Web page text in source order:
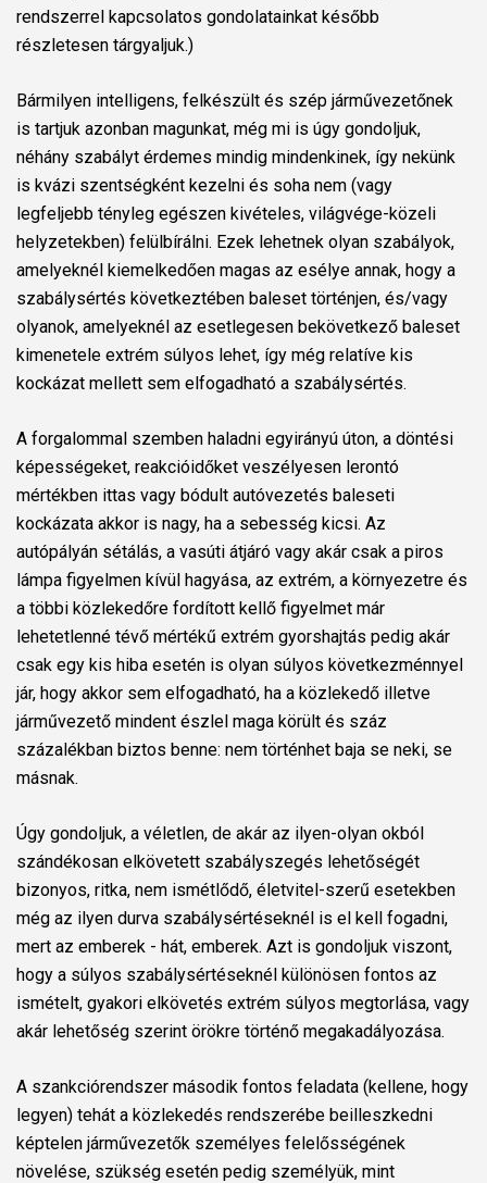
rendszerrel kapcsolatos gondolatainkat később
részletesen tárgyaljuk.)
Bármilyen intelligens, felkészült és szép járművezetőnek
is tartjuk azonban magunkat, még mi is úgy gondoljuk,
néhány szabályt érdemes mindig mindenkinek, így nekünk
is kvázi szentségként kezelni és soha nem (vagy
legfeljebb tényleg egészen kivételes, világvége-közeli
helyzetekben) felülbírálni. Ezek lehetnek olyan szabályok,
amelyeknél kiemelkedően magas az esélye annak, hogy a
szabálysértés következtében baleset történjen, és/vagy
olyanok, amelyeknél az esetlegesen bekövetkező baleset
kimenetele extrém súlyos lehet, így még relatíve kis
kockázat mellett sem elfogadható a szabálysértés.
A forgalommal szemben haladni egyirányú úton, a döntési
képességeket, reakcióidőket veszélyesen lerontó
mértékben ittas vagy bódult autóvezetés baleseti
kockázata akkor is nagy, ha a sebesség kicsi. Az
autópályán sétálás, a vasúti átjáró vagy akár csak a piros
lámpa figyelmen kívül hagyása, az extrém, a környezetre és
a többi közlekedőre fordított kellő figyelmet már
lehetetlenné tévő mértékű extrém gyorshajtás pedig akár
csak egy kis hiba esetén is olyan súlyos következménnyel
jár, hogy akkor sem elfogadható, ha a közlekedő illetve
járművezető mindent észlel maga körült és száz
százalékban biztos benne: nem történhet baja se neki, se
másnak.
Úgy gondoljuk, a véletlen, de akár az ilyen-olyan okból
szándékosan elkövetett szabályszegés lehetőségét
bizonyos, ritka, nem ismétlődő, életvitel-szerű esetekben
még az ilyen durva szabálysértéseknél is el kell fogadni,
mert az emberek - hát, emberek. Azt is gondoljuk viszont,
hogy a súlyos szabálysértéseknél különösen fontos az
ismételt, gyakori elkövetés extrém súlyos megtorlása, vagy
akár lehetőség szerint örökre történő megakadályozása.
A szankciórendszer második fontos feladata (kellene, hogy
legyen) tehát a közlekedés rendszerébe beilleszkedni
képtelen járművezetők személyes felelősségének
növelése, szükség esetén pedig személyük, mint